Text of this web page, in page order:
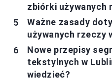
zbiórki używanych
Ważne zasady
używanych rzeczy
Nowe przepisy
tekstylnych w
wiedzieć?